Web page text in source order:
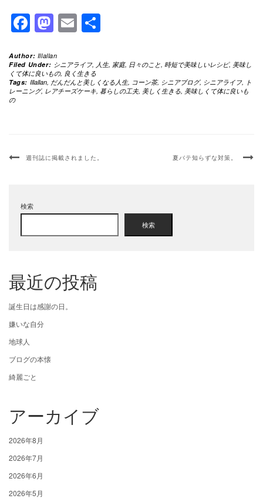
Facebook
Mastodon
Email
Author: Illallan
Filed Under: シニアライフ, 人生, 家庭, 日々のこと, 時短で美味しいレシピ, 美味し
くて体に良いもの, 良く生きる
Tags: Illallan, だんだんと美しくなる人生, コーン茶, シニアブログ, シニアライフ, ト
レーニング, レアチーズケーキ, 暮らしの工夫, 美しく生きる, 美味しくて体に良いも
の
週刊誌に掲載されました。 夏バテ知らずな対策。
検索
検索
最近の投稿
誕生日は感謝の日。
嫌いな自分
地球人
ブログの本懐
綺麗ごと
アーカイブ
2026年8月
2026年7月
2026年6月
2026年5月